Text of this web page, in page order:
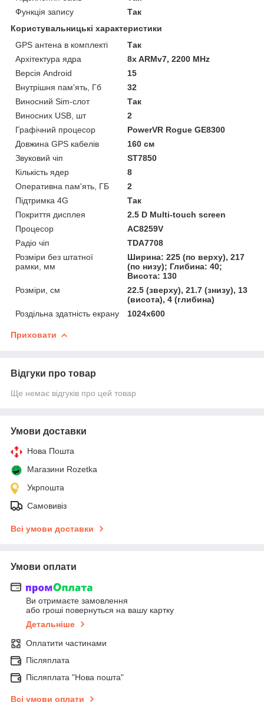
Функція запису
Так
Користувальницькі характеристики
GPS антена в комплекті
Так
Архітектура ядра
8x ARMv7, 2200 MHz
Версія Android
15
Внутрішня пам'ять, Гб
32
Виносний Sim-слот
Так
Виносних USB, шт
2
Графічний процесор
PowerVR Rogue GE8300
Довжина GPS кабелів
160 см
Звуковий чіп
ST7850
Кількість ядер
8
Оперативна пам'ять, ГБ
2
Підтримка 4G
Так
Покриття дисплея
2.5 D Multi-touch screen
Процесор
AC8259V
Радіо чіп
TDA7708
Розміри без штатної
рамки, мм
Ширина: 225 (по верху), 217
(по низу); Глибина: 40;
Висота: 130
Розміри, см
22.5 (зверху), 21.7 (знизу), 13
(висота), 4 (глибина)
Роздільна здатність екрану
1024х600
Приховати
Відгуки про товар
Ще немає відгуків про цей товар
Умови доставки
Нова Пошта
Магазини Rozetka
Укрпошта
Самовивіз
Всі умови доставки
Умови оплати
Ви отримаєте замовлення
або гроші повернуться на вашу картку
Детальніше
Оплатити частинами
Післяплата
Післяплата "Нова пошта"
Всі умови оплати